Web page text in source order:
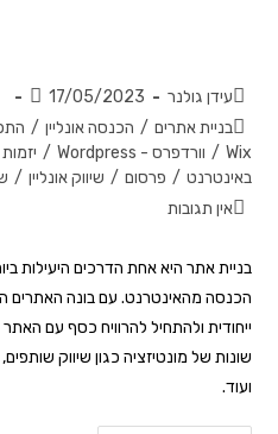
עידן גולנר
17/05/2023
בניית אתרים / הכנסה אונליין /
Wix
/ וורדפרס - Wordpress / יזמות
באינטרנט / פרסום / שיווק אונליין /
אין תגובות
בניית אתר היא אחת הדרכים היעילות
הכנסה מהאינטרנט. עם בונה האתרים
ייחודית ולהתחיל להרוויח כסף עם
שונות של מונטיזציה כגון שיווק
ועוד.